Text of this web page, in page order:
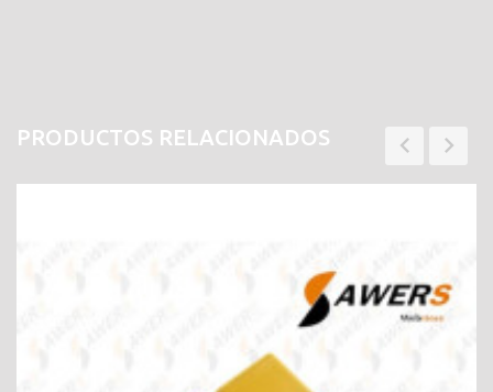
PRODUCTOS RELACIONADOS